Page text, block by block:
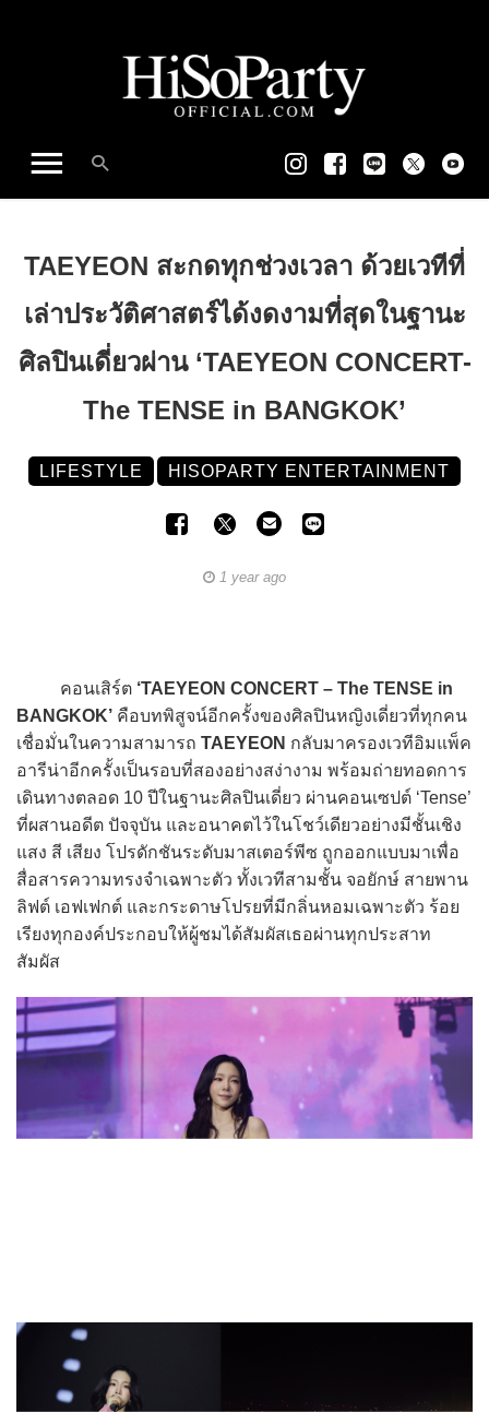
TAEYEON สะกดทุกช่วงเวลา ด้วยเวทีที่
เล่าประวัติศาสตร์ได้งดงามที่สุดในฐานะ
ศิลปินเดี่ยวผ่าน ‘TAEYEON CONCERT-
The TENSE in BANGKOK’
LIFESTYLE HISOPARTY ENTERTAINMENT
1 year ago
คอนเสิร์ต ‘TAEYEON CONCERT – The TENSE in
BANGKOK’ คือบทพิสูจน์อีกครั้งของศิลปินหญิงเดี่ยวที่ทุกคน
เชื่อมั่นในความสามารถ TAEYEON กลับมาครองเวทีอิมแพ็ค
อารีน่าอีกครั้งเป็นรอบที่สองอย่างสง่างาม พร้อมถ่ายทอดการ
เดินทางตลอด 10 ปีในฐานะศิลปินเดี่ยว ผ่านคอนเซปต์ ‘Tense’
ที่ผสานอดีต ปัจจุบัน และอนาคตไว้ในโชว์เดียวอย่างมีชั้นเชิง
แสง สี เสียง โปรดักชันระดับมาสเตอร์พีซ ถูกออกแบบมาเพื่อ
สื่อสารความทรงจำเฉพาะตัว ทั้งเวทีสามชั้น จอยักษ์ สายพาน
ลิฟต์ เอฟเฟกต์ และกระดาษโปรยที่มีกลิ่นหอมเฉพาะตัว ร้อย
เรียงทุกองค์ประกอบให้ผู้ชมได้สัมผัสเธอผ่านทุกประสาท
สัมผัส